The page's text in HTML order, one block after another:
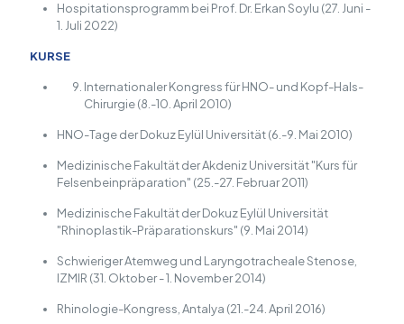
Hospitationsprogramm bei Prof. Dr. Erkan Soylu (27. Juni -
1. Juli 2022)
KURSE
Internationaler Kongress für HNO- und Kopf-Hals-
Chirurgie (8.-10. April 2010)
HNO-Tage der Dokuz Eylül Universität (6.-9. Mai 2010)
Medizinische Fakultät der Akdeniz Universität "Kurs für
Felsenbeinpräparation" (25.-27. Februar 2011)
Medizinische Fakultät der Dokuz Eylül Universität
"Rhinoplastik-Präparationskurs" (9. Mai 2014)
Schwieriger Atemweg und Laryngotracheale Stenose,
IZMIR (31. Oktober - 1. November 2014)
Rhinologie-Kongress, Antalya (21.-24. April 2016)